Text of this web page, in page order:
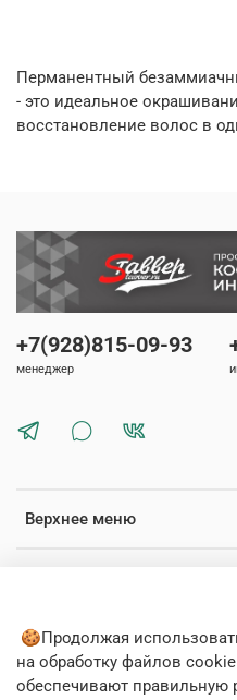
Перманентный
- это идеальное
восстановление волос в
Верхнее меню
+7(928)815-09-93
менеджер
🍪Продолжая
на обработку файлов
обеспечивают правильную